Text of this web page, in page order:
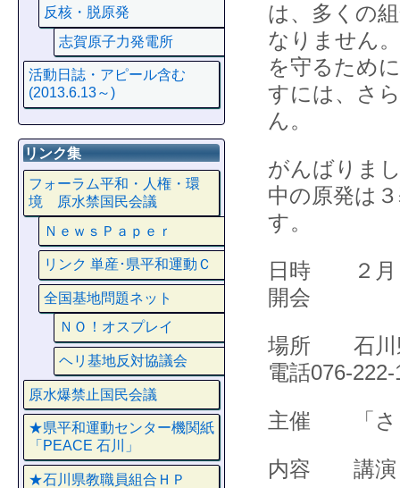
は、多くの
なりません
を守るため
すには、さ
ん。
がんばりま
中の原発は
す。
日時 ２月
開会
場所 石川
電話076-
主催 「さ
内容 講演
反核・脱原発
志賀原子力発電所
活動日誌・アピール含む
(2013.6.13～)
リンク集
フォーラム平和・人権・環
境 原水禁国民会議
ＮｅｗｓＰａｐｅｒ
リンク 単産･県平和運動Ｃ
全国基地問題ネット
ＮＯ！オスプレイ
ヘリ基地反対協議会
原水爆禁止国民会議
★県平和運動センター機関紙
「PEACE 石川」
★石川県教職員組合ＨＰ